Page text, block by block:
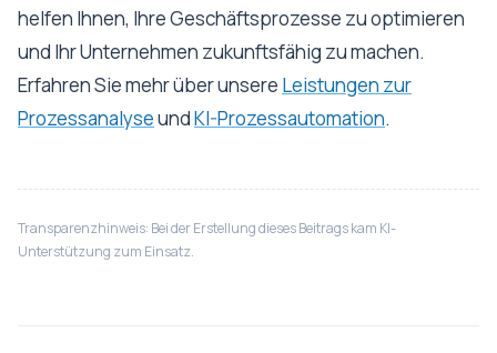
helfen Ihnen, Ihre Geschäftsprozesse zu optimieren
und Ihr Unternehmen zukunftsfähig zu machen.
Erfahren Sie mehr über unsere Leistungen zur
ProzessanalyseundKI-Prozessautomation.
Transparenzhinweis: Bei der Erstellung dieses Beitrags kam KI-
Unterstützung zum Einsatz.